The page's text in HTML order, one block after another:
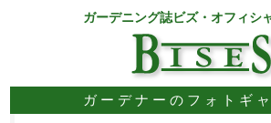
ガーデニング誌ビズ・オフィシ
ガーデナーのフォトギ